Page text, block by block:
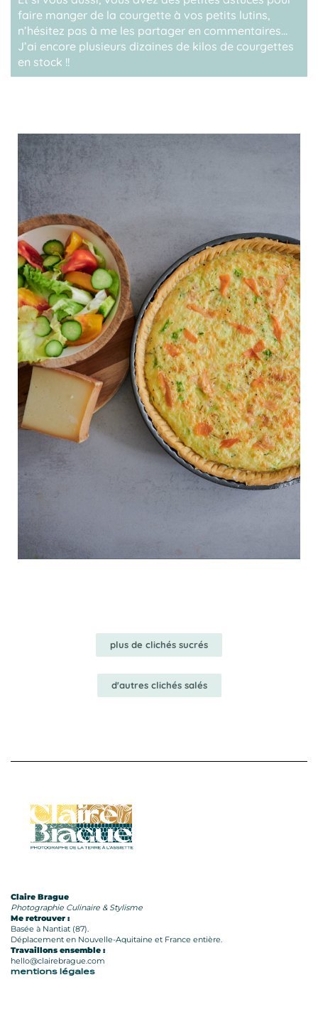
faire manger de la courgette à vos petits lutins,
n’hésitez pas à me les partager en commentaires…
J’ai encore plusieurs dizaines de kilos de courgettes
en stock !!
plus de clichés sucrés
d'autres clichés salés
Claire Brague
Photographie Culinaire & Stylisme
Me retrouver :
Basée à Nantiat (87).
Déplacement en Nouvelle-Aquitaine et France entière.
Travaillons ensemble :
hello@clairebrague.com
mentions légales